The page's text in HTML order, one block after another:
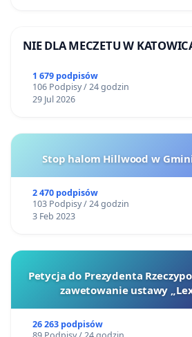
NIE DLA MECZETU W
1 679 podpisów
106 Podpisy / 24 godzin
29 Jul 2026
Stop halom Hillwood w
2 470 podpisów
103 Podpisy / 24 godzin
3 Feb 2023
Petycja do Prezydenta
zawetowanie ustawy
26 263 podpisów